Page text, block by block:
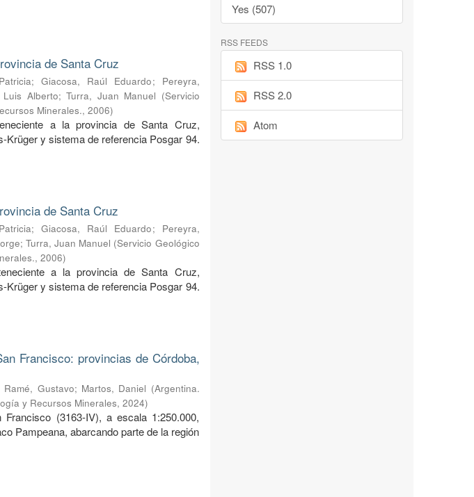
de Santa Cruz
;Giacosa, Raúl Eduardo; Pereyra,
Alberto;Turra, Juan Manuel (Servicio
Minerales.,2006)
a la provincia de Santa Cruz,
Krüger y sistema de referencia Posgar 94.
de Santa Cruz
;Giacosa, Raúl Eduardo; Pereyra,
;Turra, Juan Manuel (Servicio Geológico
,2006)
a la provincia de Santa Cruz,
Krüger y sistema de referencia Posgar 94.
Francisco: provincias de Córdoba,
Ramé, Gustavo; Martos, Daniel (Argentina.
y Recursos Minerales,2024)
(3163-IV), a escala 1:250.000,
Pampeana, abarcando parte de la región
Yes (507)
RSS FEEDS
RSS 1.0
RSS 2.0
Atom